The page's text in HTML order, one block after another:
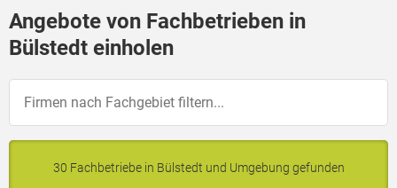
Angebote von Fachbetrieben in
Bülstedt einholen
30 Fachbetriebe in Bülstedt und Umgebung gefunden